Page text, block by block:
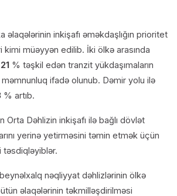
əlaqələrinin inkişafı əməkdaşlığın prioritet
müəyyən edilib. İki ölkə arasında
21 % təşkil edən tranzit yükdaşımaların
məmnunluq ifadə olunub. Dəmir yolu ilə
% artıb.
Orta Dəhlizin inkişafı ilə bağlı dövlət
yerinə yetirməsini təmin etmək üçün
təsdiqləyiblər.
nəqliyyat dəhlizlərinin ölkə
əlaqələrinin təkmilləşdirilməsi